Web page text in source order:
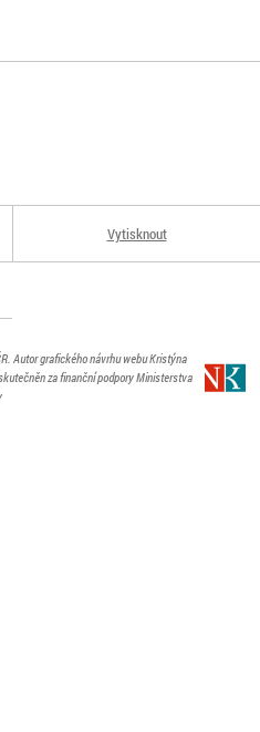
Vytisknout
. Autor grafického návrhu webu Kristýna
za finanční podpory Ministerstva